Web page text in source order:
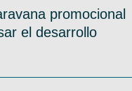
promocional
el desarrollo